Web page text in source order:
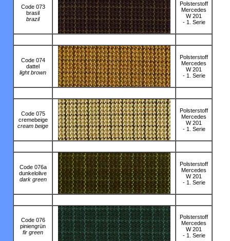
Code 073
brasil
brazil
Polsterstoff
Mercedes
W 201
- 1. Serie
Code 074
dattel
light brown
Polsterstoff
Mercedes
W 201
- 1. Serie
Code 075
cremebeige
cream beige
Polsterstoff
Mercedes
W 201
- 1. Serie
Code 076a
dunkelolive
dark green
Polsterstoff
Mercedes
W 201
- 1. Serie
Code 076
piniengrün
fir green
Polsterstoff
Mercedes
W 201
- 1. Serie